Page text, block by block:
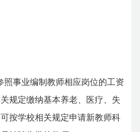
照事业编制教师相应岗位的工资
规定缴纳基本养老、医疗、失
按学校相关规定申请新教师科